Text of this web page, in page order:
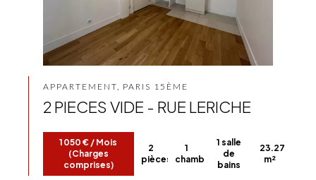
APPARTEMENT, PARIS 15ÈME
2 PIECES VIDE - RUE LERICHE
1 050 € / Mois
(Charges
comprises)
2
pièces
1
chambre
1 salle
de
bains
23.27
m²